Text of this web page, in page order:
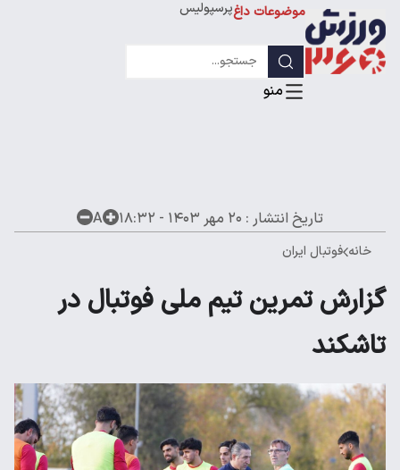
موضوعات داغپرسپولیس
لیگ قهرمانان
تاریخ انتشار : ۲۰ مهر ۱۴۰۳ - ۱۸:۳۲ A
خانه فوتبال ایران
گزارش تمرین تیم ملی فوتبال در
تاشکند